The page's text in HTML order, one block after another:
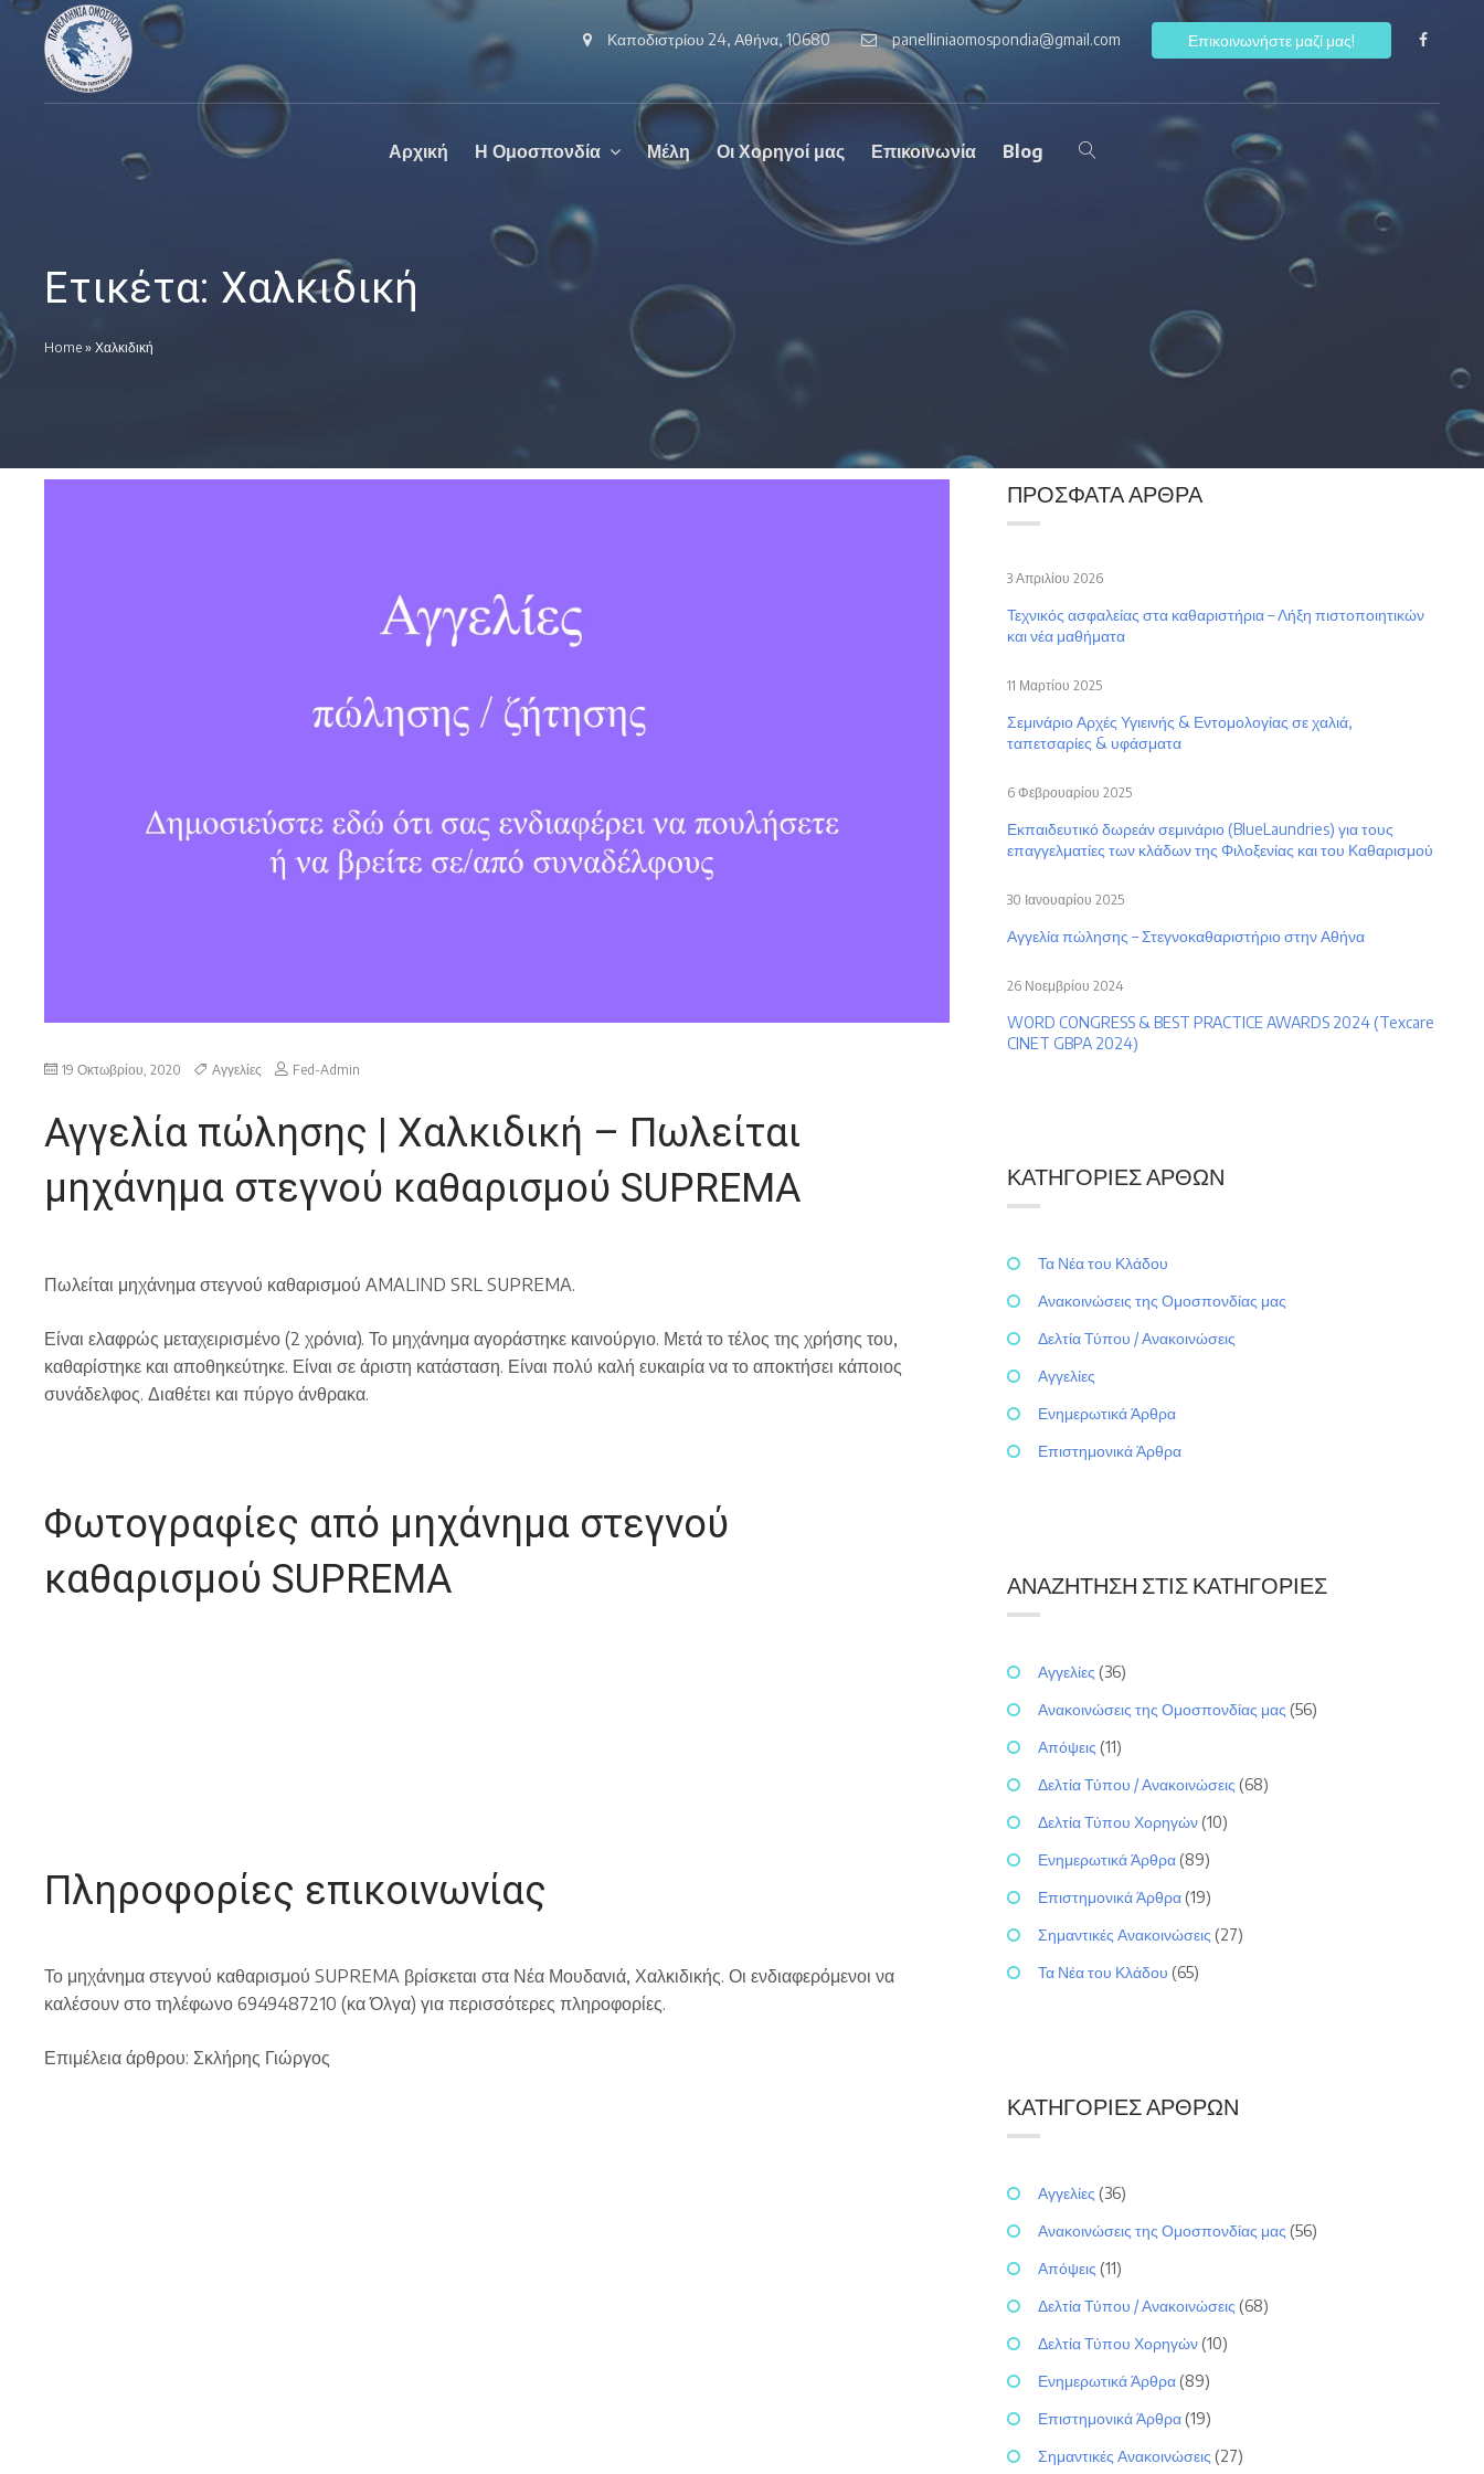
Πανελλήνια
Ομοσπονδία
Καθαριστηρίων
Ο επίσημος
ιστοχώρος της
Πανελλήνια
Ομοσπονδία
Καποδιστρίου 24, Αθήνα, 10680 panelliniaomospondia@gmail.com Επικοινωνήστε μαζί μας!
Αρχική Η Ομοσπονδία Μέλη Οι Χορηγοί μας Επικοινωνία Blog
Ετικέτα: Χαλκιδική
Home » Χαλκιδική
19 Οκτωβρίου, 2020 Αγγελίες Fed-Admin
Αγγελία πώλησης | Χαλκιδική – Πωλείται
μηχάνημα στεγνού καθαρισμού SUPREMA
Πωλείται μηχάνημα στεγνού καθαρισμού ΑMALIND SRL SUPREMA.
Είναι ελαφρώς μεταχειρισμένο (2 χρόνια). Το μηχάνημα αγοράστηκε καινούργιο. Μετά το τέλος της χρήσης του,
καθαρίστηκε και αποθηκεύτηκε. Είναι σε άριστη κατάσταση. Είναι πολύ καλή ευκαιρία να το αποκτήσει κάποιος
συνάδελφος. Διαθέτει και πύργο άνθρακα.
Φωτογραφίες από μηχάνημα στεγνού
καθαρισμού SUPREMA
Πληροφορίες επικοινωνίας
Το μηχάνημα στεγνού καθαρισμού SUPREMA βρίσκεται στα Νέα Μουδανιά, Χαλκιδικής. Οι ενδιαφερόμενοι να
καλέσουν στο τηλέφωνο 6949487210 (κα Όλγα) για περισσότερες πληροφορίες.
Επιμέλεια άρθρου: Σκλήρης Γιώργος
ΠΡΌΣΦΑΤΑ ΆΡΘΡΑ
Τεχνικός ασφαλείας στα καθαριστήρια – Λήξη πιστοποιητικών
και νέα μαθήματα
3 Απριλίου 2026
Σεμινάριο Αρχές Υγιεινής & Εντομολογίας σε χαλιά,
ταπετσαρίες & υφάσματα
11 Μαρτίου 2025
Εκπαιδευτικό δωρεάν σεμινάριο (BlueLaundries) για τους
επαγγελματίες των κλάδων της Φιλοξενίας και του Καθαρισμού
6 Φεβρουαρίου 2025
Αγγελία πώλησης – Στεγνοκαθαριστήριο στην Αθήνα
30 Ιανουαρίου 2025
WORD CONGRESS & BEST PRACTICE AWARDS 2024 (Texcare
CINET GBPA 2024)
26 Νοεμβρίου 2024
ΚΑΤΗΓΟΡΊΕΣ ΆΡΘΩΝ
Τα Νέα του Κλάδου
Ανακοινώσεις της Ομοσπονδίας μας
Δελτία Τύπου / Ανακοινώσεις
Αγγελίες
Ενημερωτικά Άρθρα
Επιστημονικά Άρθρα
ΑΝΑΖΉΤΗΣΗ ΣΤΙΣ ΚΑΤΗΓΟΡΊΕΣ
Αγγελίες (36)
Ανακοινώσεις της Ομοσπονδίας μας (56)
Απόψεις (11)
Δελτία Τύπου / Ανακοινώσεις (68)
Δελτία Τύπου Χορηγών (10)
Ενημερωτικά Άρθρα (89)
Επιστημονικά Άρθρα (19)
Σημαντικές Ανακοινώσεις (27)
Τα Νέα του Κλάδου (65)
ΚΑΤΗΓΟΡΊΕΣ ΆΡΘΡΩΝ
Αγγελίες (36)
Ανακοινώσεις της Ομοσπονδίας μας (56)
Απόψεις (11)
Δελτία Τύπου / Ανακοινώσεις (68)
Δελτία Τύπου Χορηγών (10)
Ενημερωτικά Άρθρα (89)
Επιστημονικά Άρθρα (19)
Σημαντικές Ανακοινώσεις (27)